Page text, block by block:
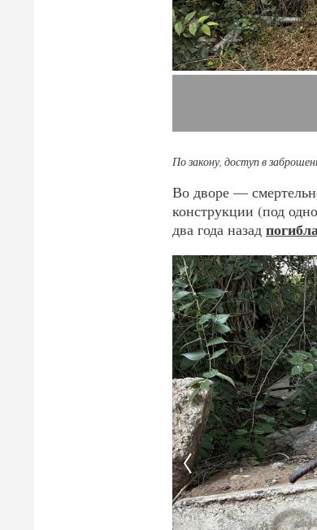
По закону, доступ в
Во дворе —
конструкции (под
два года назад